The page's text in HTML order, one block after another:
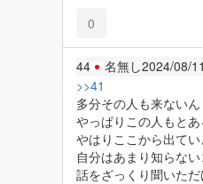
0
44 名無し2024/08/
>>41
多分その人も来ないん
やっぱりこの人もと
やはりここから出てい
自分はあまり知らな
話をざっくり聞いた